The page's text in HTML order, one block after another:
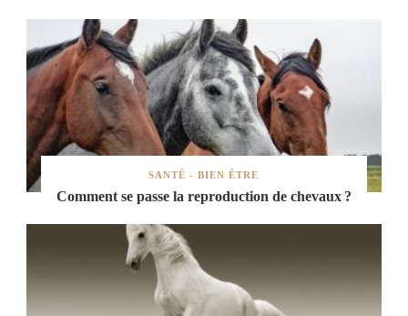
SANTÉ - BIEN ÊTRE
Comment se passe la reproduction de chevaux ?